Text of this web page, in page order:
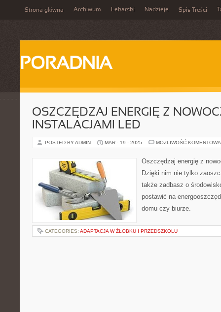
Strona główna Archiwum Lekarski Nadzieje Spis Treści
PORADNIA
OSZCZĘDZAJ ENERGIĘ Z
INSTALACJAMI LED
POSTED BY ADMIN MAR - 19 - 2025 MOŻLIWOŚĆ
Oszczędzaj energię z
Dzięki nim nie tylko
także zadbasz o
postawić na
domu czy biurze.
CATEGORIES: ADAPTACJA W ŻŁOBKU I PRZEDSZKOLU